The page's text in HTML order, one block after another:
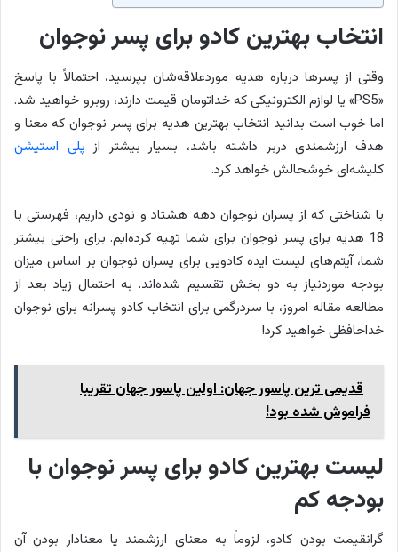
انتخاب بهترین کادو برای پسر نوجوان
وقتی از پسرها درباره هدیه موردعلاقه‌‌شان بپرسید، احتمالاً با پاسخ
«PS5» یا لوازم الکترونیکی که خداتومان قیمت دارند، روبرو خواهید شد.
اما خوب است بدانید انتخاب بهترین هدیه برای پسر نوجوان که معنا و
هدف ارزشمندی دربر داشته باشد، بسیار بیشتر از پلی استیشن
کلیشه‌ای خوشحالش خواهد کرد.
با شناختی که از پسران نوجوان دهه هشتاد و نودی داریم، فهرستی با
18 هدیه برای پسر نوجوان برای شما تهیه کرده‌ایم. برای راحتی بیشتر
شما، آیتم‌های لیست ایده کادویی برای پسران نوجوان بر اساس میزان
بودجه موردنیاز به دو بخش تقسیم شده‌اند. به احتمال زیاد بعد از
مطالعه مقاله امروز، با سردرگمی برای انتخاب کادو پسرانه برای نوجوان
خداحافظی خواهید کرد!
قدیمی ترین پاسور جهان: اولین پاسور جهان تقریبا
فراموش شده بود!
لیست بهترین کادو برای پسر نوجوان با
بودجه کم
گرانقیمت بودن کادو، لزوماً به معنای ارزشمند یا معنادار بودن آن